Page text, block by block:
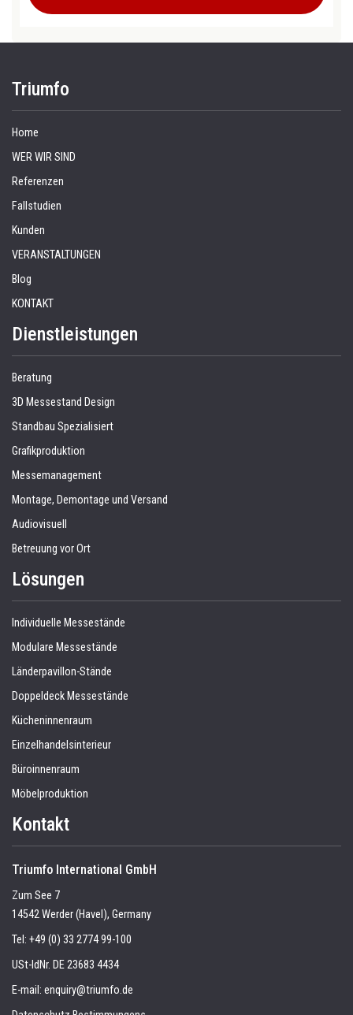
Triumfo
Home
WER WIR SIND
Referenzen
Fallstudien
Kunden
VERANSTALTUNGEN
Blog
KONTAKT
Dienstleistungen
Beratung
3D Messestand Design
Standbau Spezialisiert
Grafikproduktion
Messemanagement
Montage, Demontage und Versand
Audiovisuell
Betreuung vor Ort
Lösungen
Individuelle Messestände
Modulare Messestände
Länderpavillon-Stände
Doppeldeck Messestände
Kücheninnenraum
Einzelhandelsinterieur
Büroinnenraum
Möbelproduktion
Kontakt
Triumfo International GmbH
Zum See 7
14542 Werder (Havel), Germany
Tel: +49 (0) 33 2774 99-100
USt-IdNr. DE 23683 4434
E-mail: enquiry@triumfo.de